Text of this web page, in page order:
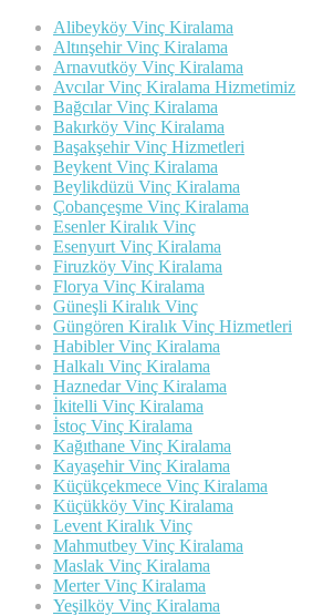
Alibeyköy Vinç Kiralama
Altınşehir Vinç Kiralama
Arnavutköy Vinç Kiralama
Avcılar Vinç Kiralama Hizmetimiz
Bağcılar Vinç Kiralama
Bakırköy Vinç Kiralama
Başakşehir Vinç Hizmetleri
Beykent Vinç Kiralama
Beylikdüzü Vinç Kiralama
Çobançeşme Vinç Kiralama
Esenler Kiralık Vinç
Esenyurt Vinç Kiralama
Firuzköy Vinç Kiralama
Florya Vinç Kiralama
Güneşli Kiralık Vinç
Güngören Kiralık Vinç Hizmetleri
Habibler Vinç Kiralama
Halkalı Vinç Kiralama
Haznedar Vinç Kiralama
İkitelli Vinç Kiralama
İstoç Vinç Kiralama
Kağıthane Vinç Kiralama
Kayaşehir Vinç Kiralama
Küçükçekmece Vinç Kiralama
Küçükköy Vinç Kiralama
Levent Kiralık Vinç
Mahmutbey Vinç Kiralama
Maslak Vinç Kiralama
Merter Vinç Kiralama
Yeşilköy Vinç Kiralama